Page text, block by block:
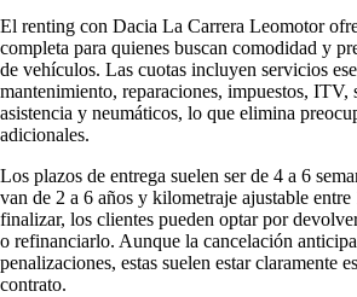
El renting con Dacia La Carrera Leomotor
completa para quienes buscan comodidad y
de vehículos. Las cuotas incluyen servicios
mantenimiento, reparaciones, impuestos, ITV,
asistencia y neumáticos, lo que elimina
adicionales.
Los plazos de entrega suelen ser de 4 a 6
van de 2 a 6 años y kilometraje ajustable
finalizar, los clientes pueden optar por
o refinanciarlo. Aunque la cancelación
penalizaciones, estas suelen estar claramente
contrato.